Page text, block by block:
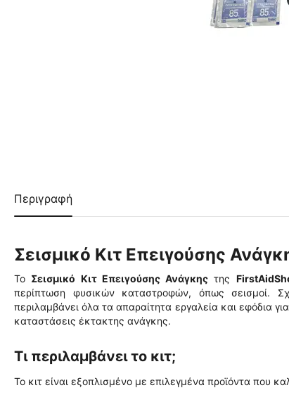
Περιγραφή
Σεισμικό Κιτ Επειγούσης
Το Σεισμικό Κιτ Επειγούσης Ανάγκης της
περίπτωση φυσικών καταστροφών, όπως σεισμοί.
περιλαμβάνει όλα τα απαραίτητα εργαλεία και εφόδια
καταστάσεις έκτακτης ανάγκης.
Τι περιλαμβάνει το κιτ;
Το κιτ είναι εξοπλισμένο με επιλεγμένα προϊόντα που